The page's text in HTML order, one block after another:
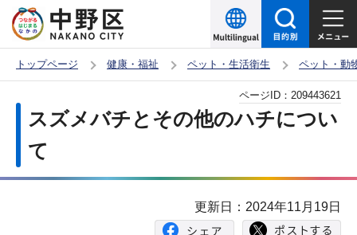
の
ー
トップページ 健康・福祉 ペット・生活衛生 ペット・動
か
スズメバチとその他のハチについ
て
ページID： 209443621
更新日：2024年11月19日